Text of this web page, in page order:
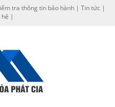
tra thông tin bảo hành| Tin tức |
hệ |